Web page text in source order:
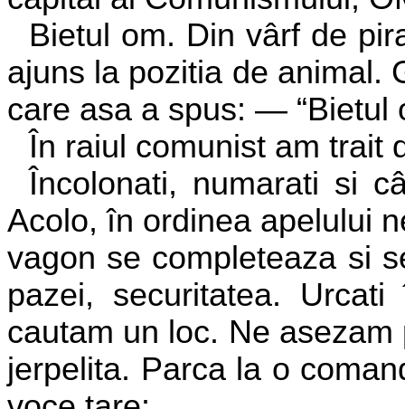
Bietul om. Din vârf de
ajuns la pozitia de animal.
care asa a spus: — “Bietul
În raiul comunist am trait
Încolonati, numarati si
Acolo, în ordinea apelului
vagon se completeaza si
pazei, securitatea.
cautam un loc. Ne
jerpelita. Parca la o